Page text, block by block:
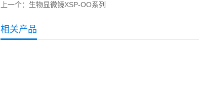
上一个： 生物显微镜XSP-OO系列
相关产品